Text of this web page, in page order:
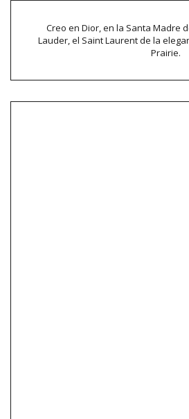
Creo en Dior, en la Santa Madre
Lauder, el Saint Laurent de la
Prairie.